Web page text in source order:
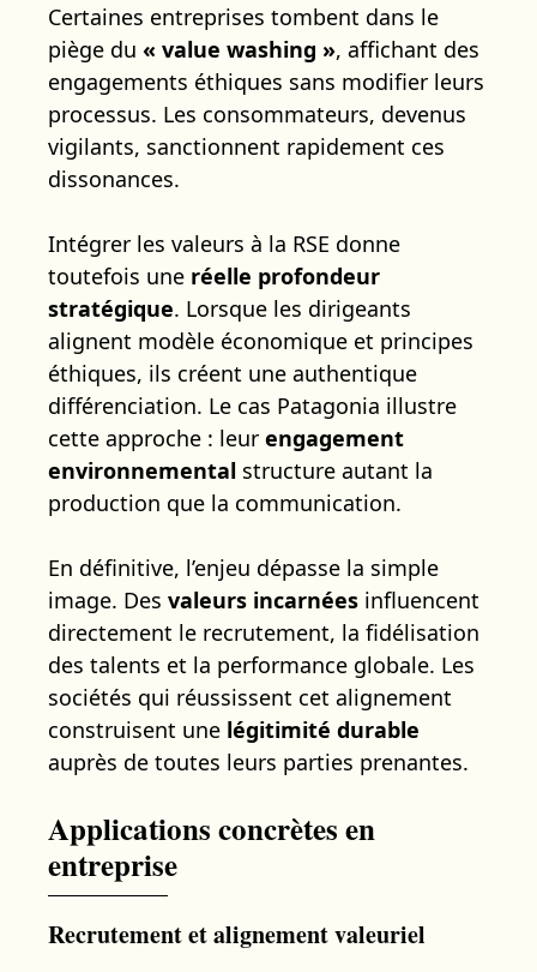
Certaines entreprises tombent dans le
piège du « value washing », affichant des
engagements éthiques sans modifier leurs
processus. Les consommateurs, devenus
vigilants, sanctionnent rapidement ces
dissonances.
Intégrer les valeurs à la RSE donne
toutefois une réelle profondeur
stratégique. Lorsque les dirigeants
alignent modèle économique et principes
éthiques, ils créent une authentique
différenciation. Le cas Patagonia illustre
cette approche : leur engagement
environnemental structure autant la
production que la communication.
En définitive, l’enjeu dépasse la simple
image. Des valeurs incarnées influencent
directement le recrutement, la fidélisation
des talents et la performance globale. Les
sociétés qui réussissent cet alignement
construisent une légitimité durable
auprès de toutes leurs parties prenantes.
Applications concrètes en
entreprise
Recrutement et alignement valeuriel